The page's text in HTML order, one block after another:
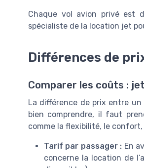
Chaque vol avion privé est
spécialiste de la location jet
Différences de
Comparer les coûts :
La différence de prix entre
bien comprendre, il faut
comme la flexibilité, le
Tarif par passager : En
concerne la location de